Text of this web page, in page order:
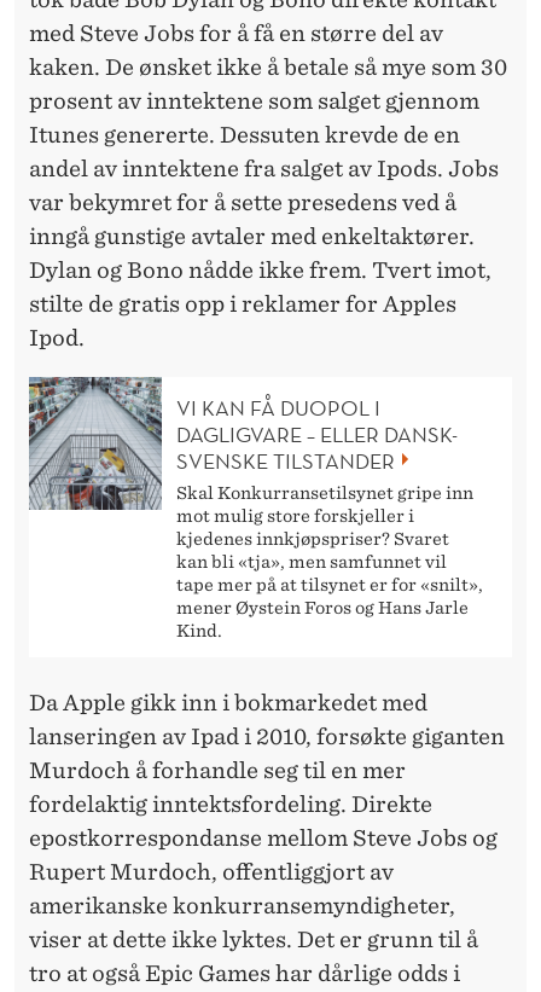
med Steve Jobs for å få en større del av
kaken. De ønsket ikke å betale så mye som 30
prosent av inntektene som salget gjennom
Itunes genererte. Dessuten krevde de en
andel av inntektene fra salget av Ipods. Jobs
var bekymret for å sette presedens ved å
inngå gunstige avtaler med enkeltaktører.
Dylan og Bono nådde ikke frem. Tvert imot,
stilte de gratis opp i reklamer for Apples
Ipod.
VI KAN FÅ DUOPOL I
DAGLIGVARE – ELLER DANSK-
SVENSKE TILSTANDER
Skal Konkurransetilsynet gripe inn
mot mulig store forskjeller i
kjedenes innkjøpspriser? Svaret
kan bli «tja», men samfunnet vil
tape mer på at tilsynet er for «snilt»,
mener Øystein Foros og Hans Jarle
Kind.
Da Apple gikk inn i bokmarkedet med
lanseringen av Ipad i 2010, forsøkte giganten
Murdoch å forhandle seg til en mer
fordelaktig inntektsfordeling. Direkte
epostkorrespondanse mellom Steve Jobs og
Rupert Murdoch, offentliggjort av
amerikanske konkurransemyndigheter,
viser at dette ikke lyktes. Det er grunn til å
tro at også Epic Games har dårlige odds i